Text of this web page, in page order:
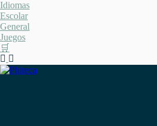
Saltar
al
contenido
Idiomas
Escolar
General
Juegos
🛒